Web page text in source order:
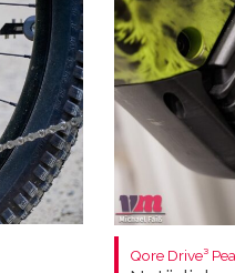
Qore Drive³